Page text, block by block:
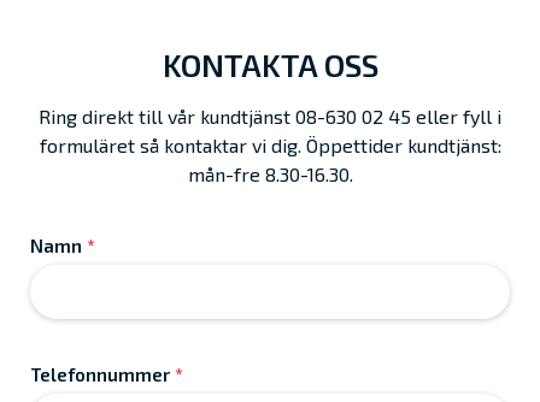
KONTAKTA OSS
Ring direkt till vår kundtjänst 08-630 02 45 eller fyll i
formuläret så kontaktar vi dig. Öppettider kundtjänst:
mån-fre 8.30-16.30.
Namn *
Telefonnummer *